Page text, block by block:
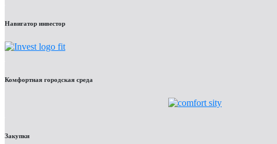
Навигатор инвестор
Комфортная городская среда
Закупки